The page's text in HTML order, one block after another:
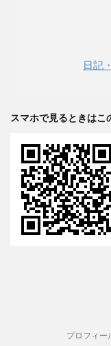
日記
スマホで見るときはこ
プロフィー